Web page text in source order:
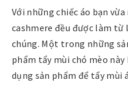
Với những chiếc áo bạn
cashmere đều được làm từ
chúng. Một trong những
phẩm tẩy mùi chó mèo
dụng sản phẩm để tẩy mùi